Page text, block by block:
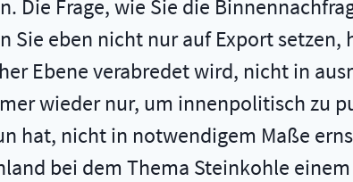
Die Frage, wie Sie die
Sie eben nicht nur auf Export
Ebene verabredet wird, nicht in
wieder nur, um innenpolitisch zu
hat, nicht in notwendigem Maße
bei dem Thema Steinkohle